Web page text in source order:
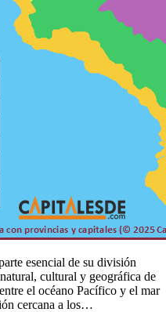
esencial de su división
cultural y geográfica de
el océano Pacífico y el mar
cercana a los…